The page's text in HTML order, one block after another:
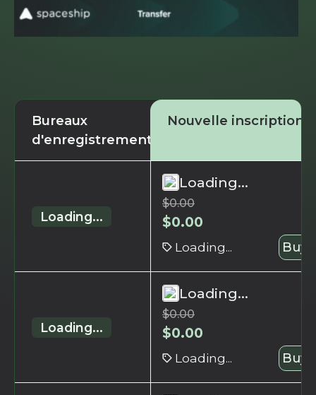
Bureaux
d'enregistrement
Nouvelle inscription
Loading...
Loading...
$0.00
$0.00
Loading... Buy
Loading...
Loading...
$0.00
$0.00
Loading... Buy